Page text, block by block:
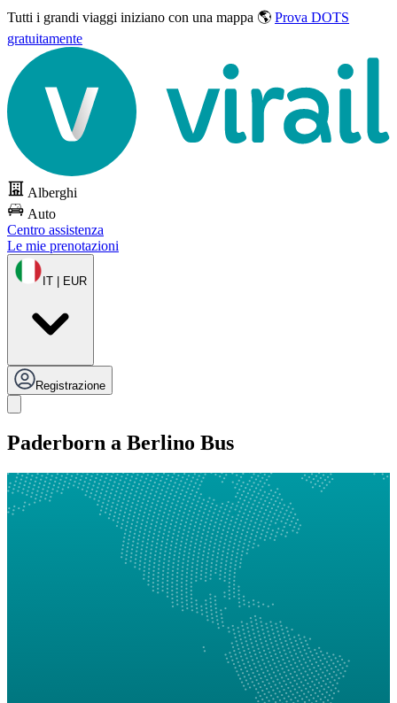
Tutti i grandi viaggi iniziano con una mappa 🌎 Prova DOTS
gratuitamente
Alberghi
Auto
Centro assistenza
Le mie prenotazioni
IT | EUR
Registrazione
Paderborn a Berlino Bus